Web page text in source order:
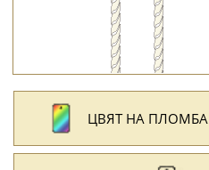
ЦВЯТ НА ПЛОМБА